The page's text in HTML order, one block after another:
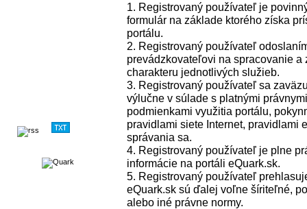
1. Registrovaný používateľ je
formulár na základe ktorého získa
portálu.
2. Registrovaný používateľ
prevádzkovateľovi na spracovanie
charakteru jednotlivých služieb.
3. Registrovaný používateľ sa
výlučne v súlade s platnými
podmienkami využitia portálu,
pravidlami siete Internet, pravidlami
správania sa.
4. Registrovaný používateľ je plne
informácie na portáli eQuark.sk.
5. Registrovaný používateľ
eQuark.sk sú ďalej voľne šíriteľné,
alebo iné právne normy.